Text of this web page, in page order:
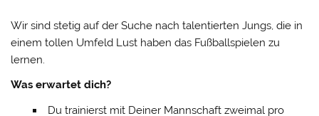
Wir sind stetig auf der Suche nach talentierten Jungs, die in
einem tollen Umfeld Lust haben das Fußballspielen zu
lernen.
Was erwartet dich?
Du trainierst mit Deiner Mannschaft zweimal pro